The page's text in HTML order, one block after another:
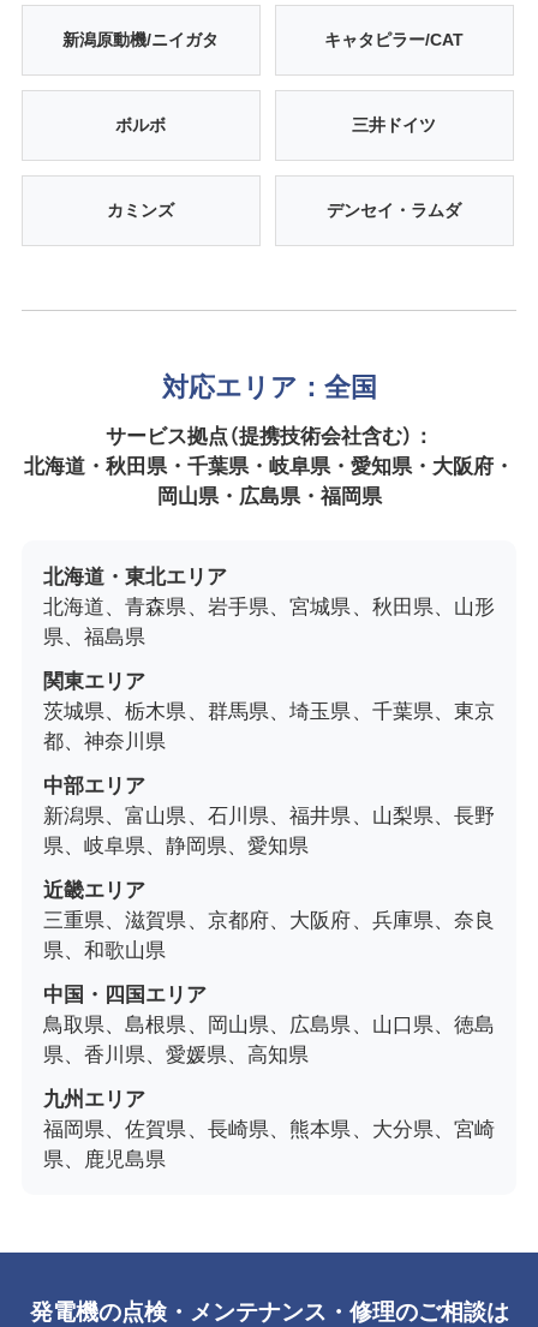
新潟原動機/ニイガタ キャタピラー/CAT
ボルボ 三井ドイツ
カミンズ デンセイ・ラムダ
対応エリア：全国
サービス拠点（提携技術会社含む）：
北海道・秋田県・千葉県・岐阜県・愛知県・大阪府・
岡山県・広島県・福岡県
北海道・東北エリア
北海道、青森県、岩手県、宮城県、秋田県、山形
県、福島県
関東エリア
茨城県、栃木県、群馬県、埼玉県、千葉県、東京
都、神奈川県
中部エリア
新潟県、富山県、石川県、福井県、山梨県、長野
県、岐阜県、静岡県、愛知県
近畿エリア
三重県、滋賀県、京都府、大阪府、兵庫県、奈良
県、和歌山県
中国・四国エリア
鳥取県、島根県、岡山県、広島県、山口県、徳島
県、香川県、愛媛県、高知県
九州エリア
福岡県、佐賀県、長崎県、熊本県、大分県、宮崎
県、鹿児島県
発電機の点検・メンテナンス・修理のご相談は